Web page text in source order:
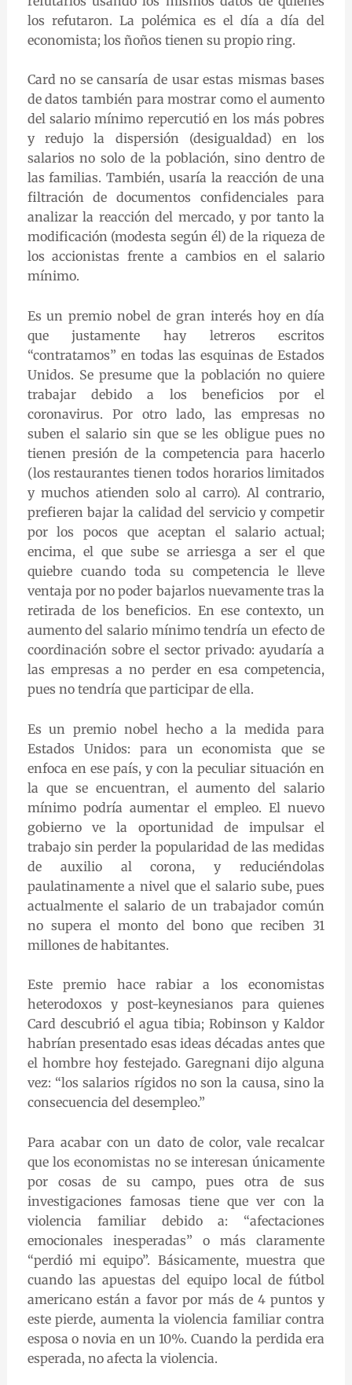
los refutaron. La polémica es el día a día del
economista; los ñoños tienen su propio ring.
Card no se cansaría de usar estas mismas bases
de datos también para mostrar como el aumento
del salario mínimo repercutió en los más pobres
y redujo la dispersión (desigualdad) en los
salarios no solo de la población, sino dentro de
las familias. También, usaría la reacción de una
filtración de documentos confidenciales para
analizar la reacción del mercado, y por tanto la
modificación (modesta según él) de la riqueza de
los accionistas frente a cambios en el salario
mínimo.
Es un premio nobel de gran interés hoy en día
que justamente hay letreros escritos
“contratamos” en todas las esquinas de Estados
Unidos. Se presume que la población no quiere
trabajar debido a los beneficios por el
coronavirus. Por otro lado, las empresas no
suben el salario sin que se les obligue pues no
tienen presión de la competencia para hacerlo
(los restaurantes tienen todos horarios limitados
y muchos atienden solo al carro). Al contrario,
prefieren bajar la calidad del servicio y competir
por los pocos que aceptan el salario actual;
encima, el que sube se arriesga a ser el que
quiebre cuando toda su competencia le lleve
ventaja por no poder bajarlos nuevamente tras la
retirada de los beneficios. En ese contexto, un
aumento del salario mínimo tendría un efecto de
coordinación sobre el sector privado: ayudaría a
las empresas a no perder en esa competencia,
pues no tendría que participar de ella.
Es un premio nobel hecho a la medida para
Estados Unidos: para un economista que se
enfoca en ese país, y con la peculiar situación en
la que se encuentran, el aumento del salario
mínimo podría aumentar el empleo. El nuevo
gobierno ve la oportunidad de impulsar el
trabajo sin perder la popularidad de las medidas
de auxilio al corona, y reduciéndolas
paulatinamente a nivel que el salario sube, pues
actualmente el salario de un trabajador común
no supera el monto del bono que reciben 31
millones de habitantes.
Este premio hace rabiar a los economistas
heterodoxos y post-keynesianos para quienes
Card descubrió el agua tibia; Robinson y Kaldor
habrían presentado esas ideas décadas antes que
el hombre hoy festejado. Garegnani dijo alguna
vez: “los salarios rígidos no son la causa, sino la
consecuencia del desempleo.”
Para acabar con un dato de color, vale recalcar
que los economistas no se interesan únicamente
por cosas de su campo, pues otra de sus
investigaciones famosas tiene que ver con la
violencia familiar debido a: “afectaciones
emocionales inesperadas” o más claramente
“perdió mi equipo”. Básicamente, muestra que
cuando las apuestas del equipo local de fútbol
americano están a favor por más de 4 puntos y
este pierde, aumenta la violencia familiar contra
esposa o novia en un 10%. Cuando la perdida era
esperada, no afecta la violencia.